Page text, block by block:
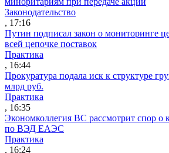
Законодательство
, 17:16
Путин подписал закон о мониторинге
всей цепочке поставок
Практика
, 16:44
Прокуратура подала иск к структуре
млрд руб.
Практика
, 16:35
Экономколлегия ВС рассмотрит спор о
по ВЭД ЕАЭС
Практика
, 16:24